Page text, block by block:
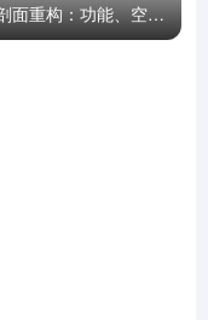
剖面重构：功能、空间与形式